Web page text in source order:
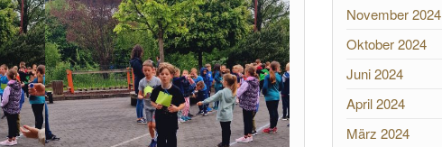
November 2024
Oktober 2024
Juni 2024
April 2024
März 2024